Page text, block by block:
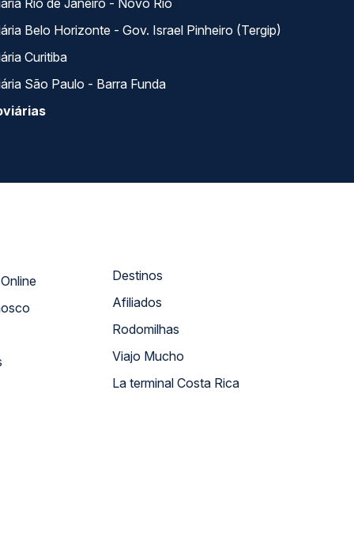
Rio de Janeiro - Novo Rio
Belo Horizonte - Gov. Israel Pinheiro (Tergip)
Curitiba
São Paulo - Barra Funda
Atendimento Online
Destinos
Afiliados
Rodomilhas
Viajo Mucho
La terminal Costa Rica